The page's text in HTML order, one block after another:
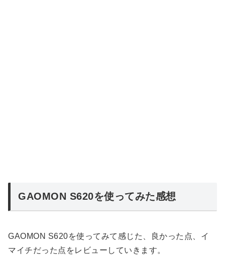
GAOMON S620を使ってみた感想
GAOMON S620を使ってみて感じた、良かった点、イ
マイチだった点をレビューしていきます。